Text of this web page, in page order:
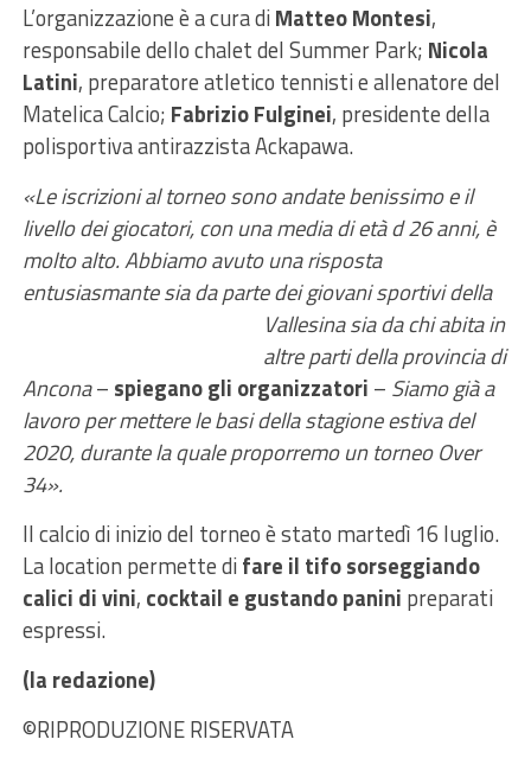
L’organizzazione è a cura diMatteo Montesi,
responsabile dello chalet del Summer Park; Nicola
Latini, preparatore atletico tennisti e allenatore del
Matelica Calcio; Fabrizio Fulginei, presidente della
polisportiva antirazzista Ackapawa.
«Le iscrizioni al torneo sono andate benissimo e il
livello dei giocatori, con una media di età d 26 anni, è
molto alto. Abbiamo avuto una risposta
entusiasmante sia da parte dei giovani sportivi della
Vallesina sia dachi abita in
altre parti della provincia di
Ancona– spiegano gli organizzatori – Siamo già a
lavoro per mettere le basi della stagione estiva del
2020, durante la quale proporremo un torneo Over
34».
Il calcio di inizio del torneo è stato martedì 16 luglio.
La location permette difare il tifo sorseggiando
calici di vini, cocktail e gustando panini preparati
espressi.
(la redazione)
©RIPRODUZIONE RISERVATA